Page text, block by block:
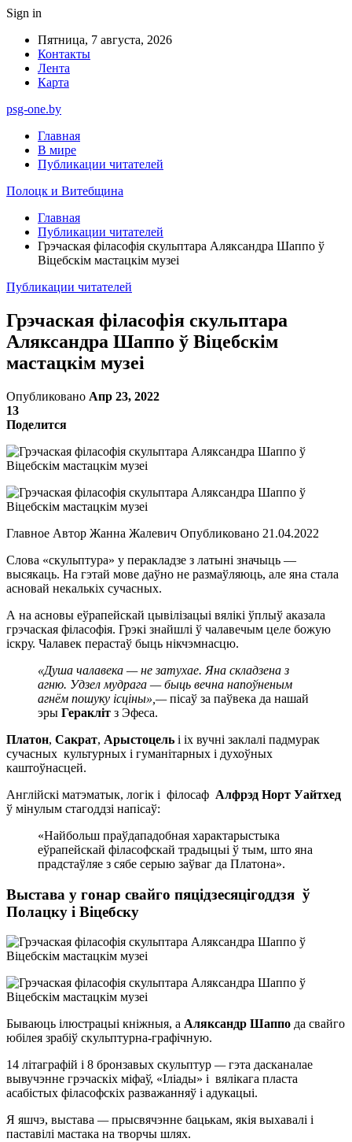
Sign in
Пятница, 7 августа, 2026
Контакты
Лента
Карта
psg-one.by
Главная
В мире
Публикации читателей
Полоцк и Витебщина
Главная
Публикации читателей
Грэчаская філасофія скульптара Аляксандра Шаппо ў
Віцебскім мастацкім музеі
Публикации читателей
Грэчаская філасофія скульптара
Аляксандра Шаппо ў Віцебскім
мастацкім музеі
Опубликовано Апр 23, 2022
13
Поделится
Главное Автор Жанна Жалевич Опубликовано 21.04.2022
Слова «скульптура» у перакладзе з латыні значыць —
высякаць. На гэтай мове даўно не размаўляюць, але яна стала
асновай некалькіх сучасных.
А на асновы еўрапейскай цывілізацыі вялікі ўплыў аказала
грэчаская філасофія. Грэкі знайшлі ў чалавечым целе божую
іскру. Чалавек перастаў быць нікчэмнасцю.
«Душа чалавека — не затухае. Яна складзена з
агню. Удзел мудрага — быць вечна напоўненым
агнём пошуку ісціны»,—пісаў за паўвека да нашай
эры Геракліт з Эфеса.
Платон, Сакрат, Арыстоцель і іх вучні заклалі падмурак
сучасных культурных і гуманітарных і духоўных
каштоўнасцей.
Англійскі матэматык, логік і філосаф Алфрэд Норт Уайтхед
ў мінулым стагоддзі напісаў:
«Найбольш праўдападобная характарыстыка
еўрапейскай філасофскай традыцыі ў тым, што яна
прадстаўляе з сябе серыю заўваг да Платона».
Выстава у гонар свайго пяцідзесяцігоддзя ў
Полацку і Віцебску
Бываюць ілюстрацыі кніжныя, а Аляксандр Шаппо да свайго
юбілея зрабіў скульптурна-графічную.
14 літаграфій і 8 бронзавых скульптур —гэта дасканалае
вывучэнне грэчаскіх міфаў, «Іліады» і вялікага пласта
асабістых філасофскіх разважанняў і адукацыі.
Я яшчэ, выстава —прысвячэнне бацькам, якія выхавалі і
паставілі мастака на творчы шлях.